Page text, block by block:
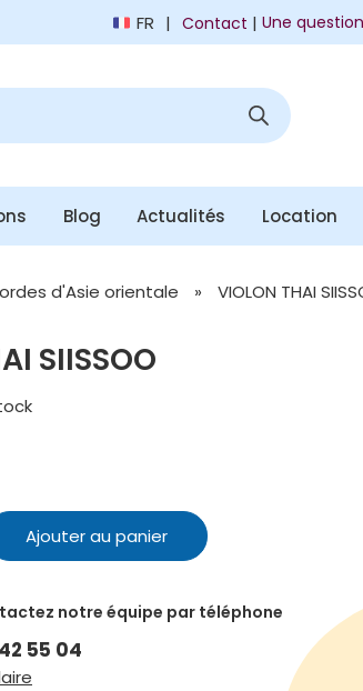
FR Contact | Une
Blog Actualités Location
d'Asie orientale » VIOLON THAI
SIISSOO
Ajouter au panier
notre équipe par téléphone
55 04